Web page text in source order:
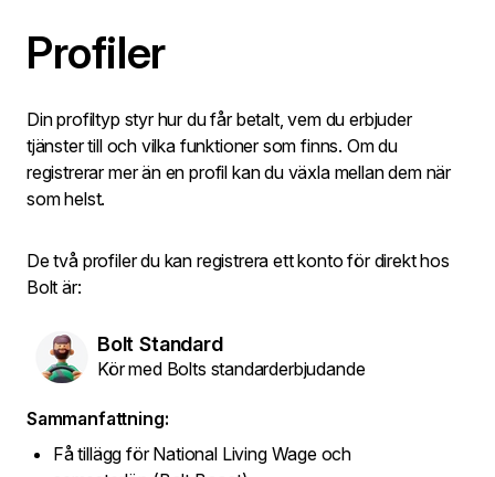
Profiler
Din profiltyp styr hur du får betalt, vem du erbjuder
tjänster till och vilka funktioner som finns. Om du
registrerar mer än en profil kan du växla mellan dem när
som helst.
De två profiler du kan registrera ett konto för direkt hos
Bolt är:
Bolt Standard
Kör med Bolts standarderbjudande
Sammanfattning:
Få tillägg för National Living Wage och